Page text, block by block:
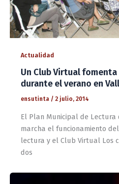
Actualidad
Un Club Virtual
durante el verano en
ensutinta / 2 julio, 2014
El Plan Municipal de
marcha el funcionamiento
lectura y el Club Virtual Los
dos